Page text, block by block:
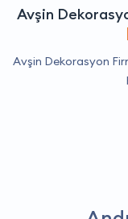
Avşin
Avşin Dekorasyon